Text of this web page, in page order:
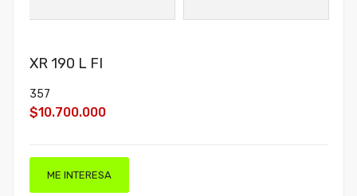
XR 190 L FI
357
$10.700.000
ME INTERESA